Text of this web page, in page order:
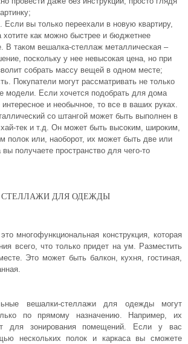
Если вы только переехали в новую квартиру,
хотите как можно быстрее и бюджетнее
В таком вешалка-стеллаж металлическая –
поскольку у нее невысокая цена, но при
собрать массу вещей в одном месте;
Покупатели могут рассматривать не только
модели. Если хочется подобрать для дома
интересное и необычное, то все в ваших руках.
со штангой может быть выполнен в
тек и т.д. Он может быть высоким, широким,
полок или, наоборот, их может быть две или
вы получаете пространство для чего-то
СТЕЛЛАЖИ ДЛЯ ОДЕЖДЫ
многофункциональная конструкция, которая
всего, что только придет на ум. Разместить
Это может быть балкон, кухня, гостиная,
вешалки-стеллажи для одежды могут
по прямому назначению. Например, их
для зонирования помещений. Если у вас
нескольких полок и каркаса вы сможете